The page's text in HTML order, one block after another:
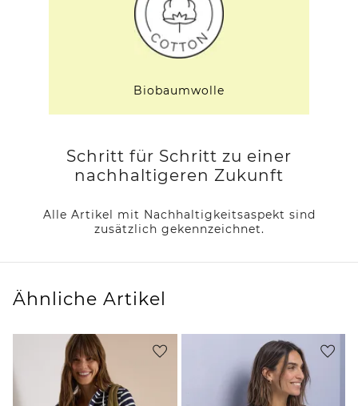
Biobaumwolle
Schritt für Schritt zu einer
nachhaltigeren Zukunft
Alle Artikel mit Nachhaltigkeitsaspekt sind
zusätzlich gekennzeichnet.
Ähnliche Artikel